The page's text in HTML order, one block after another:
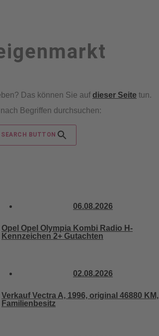
Das können Sie auf dieser Seite tun.
Begriffen durchsuchen:
SEARCH BUTTON
06.08.2026
Opel Opel Olympia Kombi Radio H-
Kennzeichen 2+ Gutachten
02.08.2026
Verkauf Vectra A, 1996, original 46880 KM,
Familienbesitz